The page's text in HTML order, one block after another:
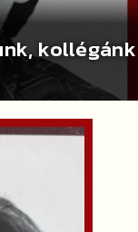
kollégánk